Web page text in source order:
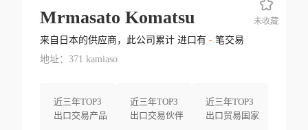
Mrmasato Komatsu
来自日本的供应商，此公司累计 进口有 -笔交易
地址：371 kamiaso
近三年TOP3
出口交易产品
近三年TOP3
出口交易伙伴
近三年TOP3
出口贸易国家
未收藏